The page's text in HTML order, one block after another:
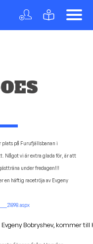
på Furufjällsbanan i
Något vi är extra glada för, är att
under fredagen!!!
en häftig racetröja av Evgeny
Bobryshev, kommer